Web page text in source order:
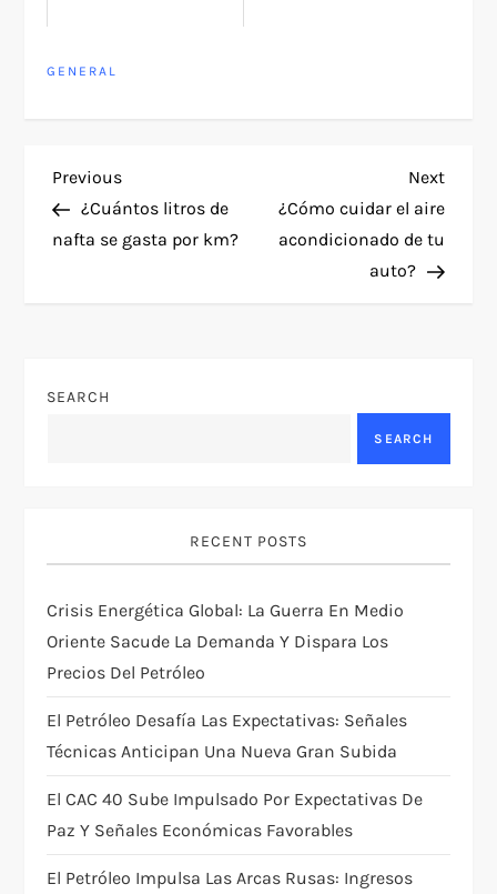
GENERAL
P
o
n
i
g
a
t
i
o
n
Previous
Post
Previous
¿Cuántos litros de
nafta se gasta por km?
Next
Post
Next
¿Cómo cuidar el aire
acondicionado de tu
auto?
SEARCH
SEARCH
RECENT POSTS
Crisis Energética Global: La Guerra En Medio
Oriente Sacude La Demanda Y Dispara Los
Precios Del Petróleo
El Petróleo Desafía Las Expectativas: Señales
Técnicas Anticipan Una Nueva Gran Subida
El CAC 40 Sube Impulsado Por Expectativas De
Paz Y Señales Económicas Favorables
El Petróleo Impulsa Las Arcas Rusas: Ingresos